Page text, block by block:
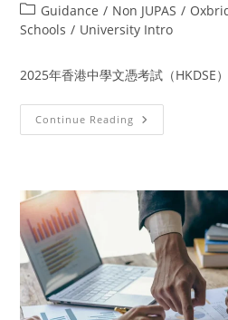
Guidance / Non JUPAS /
Schools / University Intro
2025年香港中學文憑考試（HKDSE
Continue Reading